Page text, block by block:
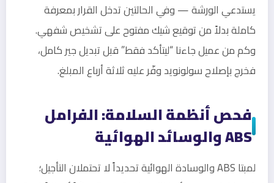
يستدعي الورشة — وفي الحالتين تدخل القرار بمعرفة
كاملة بدلاً من توقيع شيك مفتوح على تشخيص شفهي.
وكم من عميل جاءنا “ليتأكد فقط” قبل تبديل جير كامل،
فخرج بإصلاح سولونويد وفّر عليه ثلاثة أرباع المبلغ.
فحص أنظمة السلامة: الفرامل
ABS والوسائد الهوائية
لمبتا ABS والوسادة الهوائية تحديداً لا تحتملان التأجيل؛